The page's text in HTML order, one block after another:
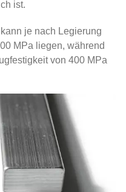
ist.
je nach Legierung
MPa liegen, während
von 400 MPa